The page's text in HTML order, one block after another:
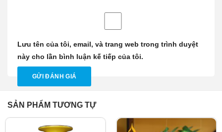
Lưu tên của tôi, email, và trang web trong trình duyệt
này cho lần bình luận kế tiếp của tôi.
SẢN PHẨM TƯƠNG TỰ